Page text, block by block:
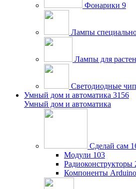
Фонарики 9
Лампы
Лампы для
Светодиодные
Умный дом и автоматика 3156
Умный дом и автоматика
Сделай сам
Модули 103
Радиоконструкторы
Компоненты Arduino